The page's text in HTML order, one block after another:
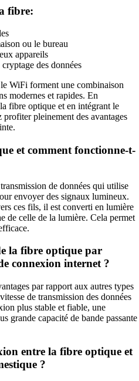
fibre:
ou le bureau
appareils
des données
WiFi forment une combinaison
modernes et rapides. En
fibre optique et en intégrant le
pleinement des avantages
et comment fonctionne-t-
de données qui utilise
envoyer des signaux lumineux.
ces fils, il est converti en lumière
de celle de la lumière. Cela permet
la fibre optique par
connexion internet ?
par rapport aux autres types
de transmission des données
plus stable et fiable, une
grande capacité de bande passante
entre la fibre optique et
?